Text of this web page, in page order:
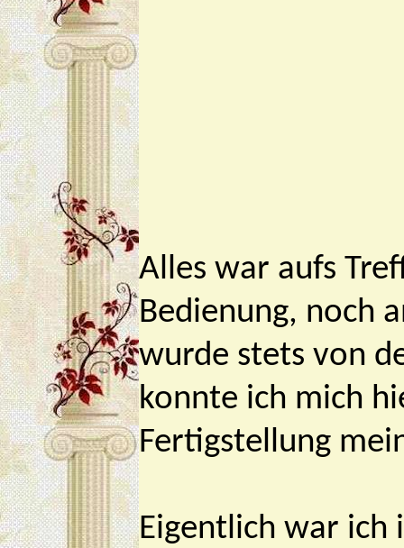
Alles war aufs
Bedienung, noch
wurde stets von
konnte ich mich
Fertigstellung
Eigentlich war ich